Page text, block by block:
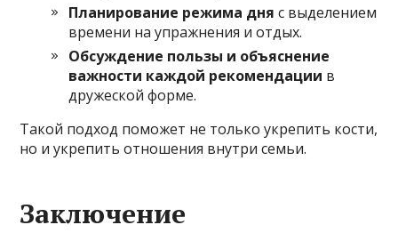
Планирование режима дня с выделением
времени на упражнения и отдых.
Обсуждение пользы и объяснение
важности каждой рекомендации в
дружеской форме.
Такой подход поможет не только укрепить кости,
но и укрепить отношения внутри семьи.
Заключение